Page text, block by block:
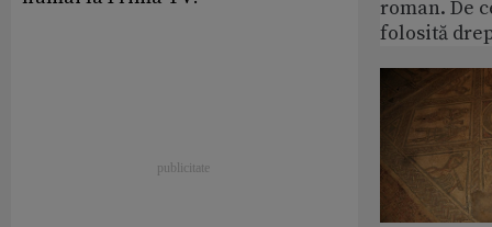
roman. De
folosită